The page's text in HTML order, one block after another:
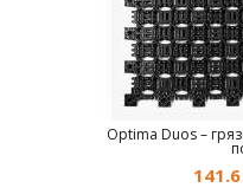
Optima Duos –
141.6